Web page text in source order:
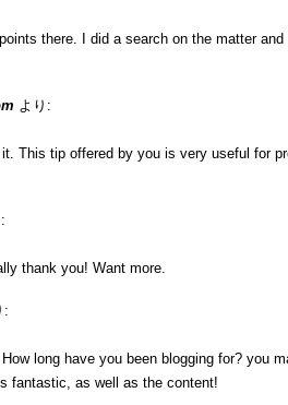
there. I did a search on the matter
より:
This tip offered by you is very useful for
thank you! Want more.
:
long have you been blogging for? you
fantastic, as well as the content!